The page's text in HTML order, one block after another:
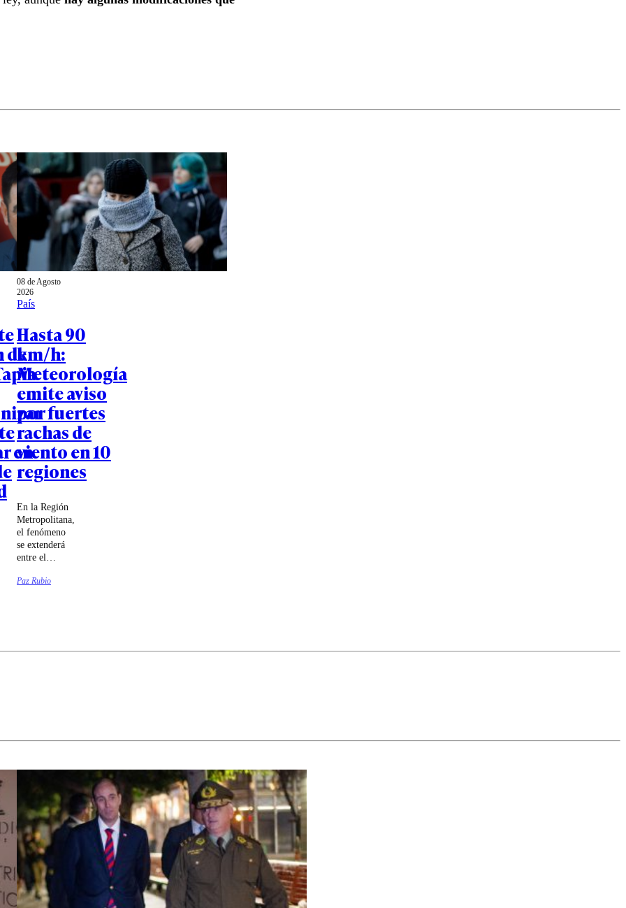
de
en
08 de Agosto
2026
País
Hasta 90
km/h:
Meteorología
emite aviso
por fuertes
rachas de
viento en 10
regiones
En la Región
Metropolitana,
el fenómeno
se extenderá
entre el
el jueves 13
Paz Rubio